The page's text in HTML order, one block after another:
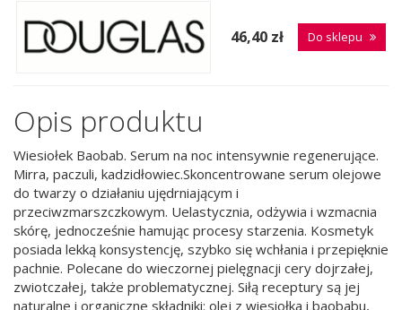
46,40 zł Do sklepu
Opis produktu
Wiesiołek Baobab. Serum na noc intensywnie regenerujące.
Mirra, paczuli, kadzidłowiec.Skoncentrowane serum olejowe
do twarzy o działaniu ujędrniającym i
przeciwzmarszczkowym. Uelastycznia, odżywia i wzmacnia
skórę, jednocześnie hamując procesy starzenia. Kosmetyk
posiada lekką konsystencję, szybko się wchłania i przepięknie
pachnie. Polecane do wieczornej pielęgnacji cery dojrzałej,
zwiotczałej, także problematycznej. Siłą receptury są jej
naturalne i organiczne składniki: olej z wiesiołka i baobabu,